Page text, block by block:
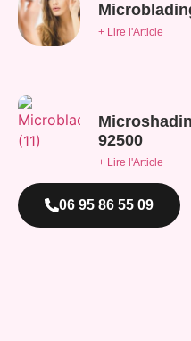
+ Lire l'Article
92500
+ Lire l'Article
06 95 86 55 09